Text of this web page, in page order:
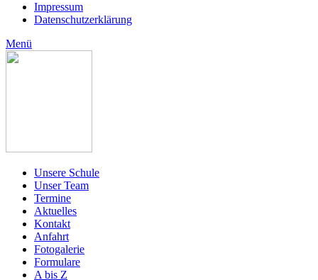
Impressum
Datenschutzerklärung
Menü
Unsere Schule
Unser Team
Termine
Aktuelles
Kontakt
Anfahrt
Fotogalerie
Formulare
A bis Z